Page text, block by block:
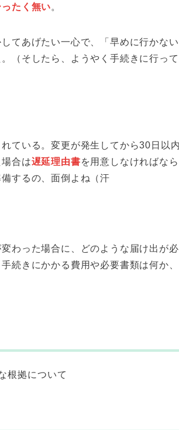
たく無い。
てあげたい一心で、「早めに行かな
（そしたら、ようやく手続きに行っ
ている。変更が発生してから30日以
合は遅延理由書を用意しなければな
するの、面倒よね（汗
わった場合に、どのような届け出が
続きにかかる費用や必要書類は何か
根拠について